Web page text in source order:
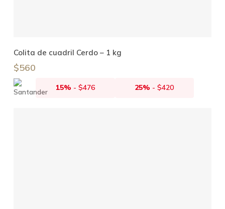
Leer Más
Colita de cuadril Cerdo – 1 kg
$560
15% - $476 25% -$420